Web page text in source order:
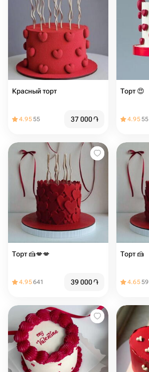
Красный торт
4.9555 37 000֏
Торт ️😍
4.9555
Торт 🍰️️️💋️💋
4.95641 39 000֏
Торт 🍰️️️
4.6559